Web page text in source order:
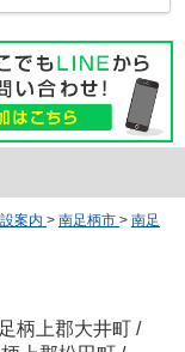
案内 > 南足柄市 > 南足
足柄上郡大井町 /